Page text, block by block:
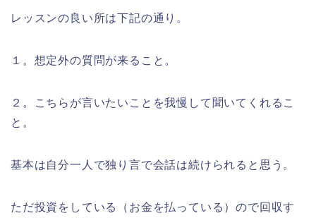
レッスンの良い所は下記の通り。
１。想定外の質問が来ること。
２。こちらが言いたいことを我慢して聞いてくれるこ
と。
基本は自分一人で独り言で会話は続けられると思う。
ただ投資をしている（お金を払っている）ので回収す